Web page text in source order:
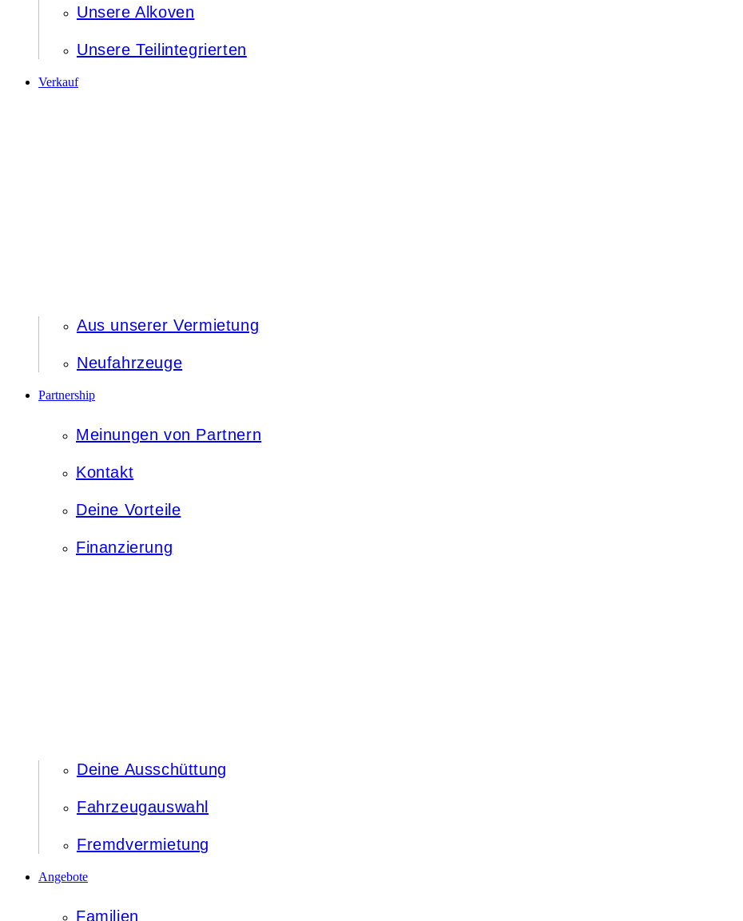
Unsere Alkoven
Unsere Teilintegrierten
Verkauf
Aus unserer Vermietung
Neufahrzeuge
Partnership
Meinungen von Partnern
Kontakt
Deine Vorteile
Finanzierung
Deine Ausschüttung
Fahrzeugauswahl
Fremdvermietung
Angebote
Familien